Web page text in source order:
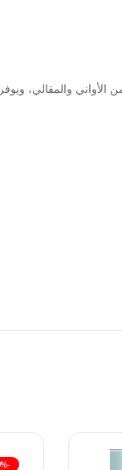
للصدأ بقطر 90 سم. مصمم لاستيعاب العديد من الأواني والمقالي، ويوفر
-9%